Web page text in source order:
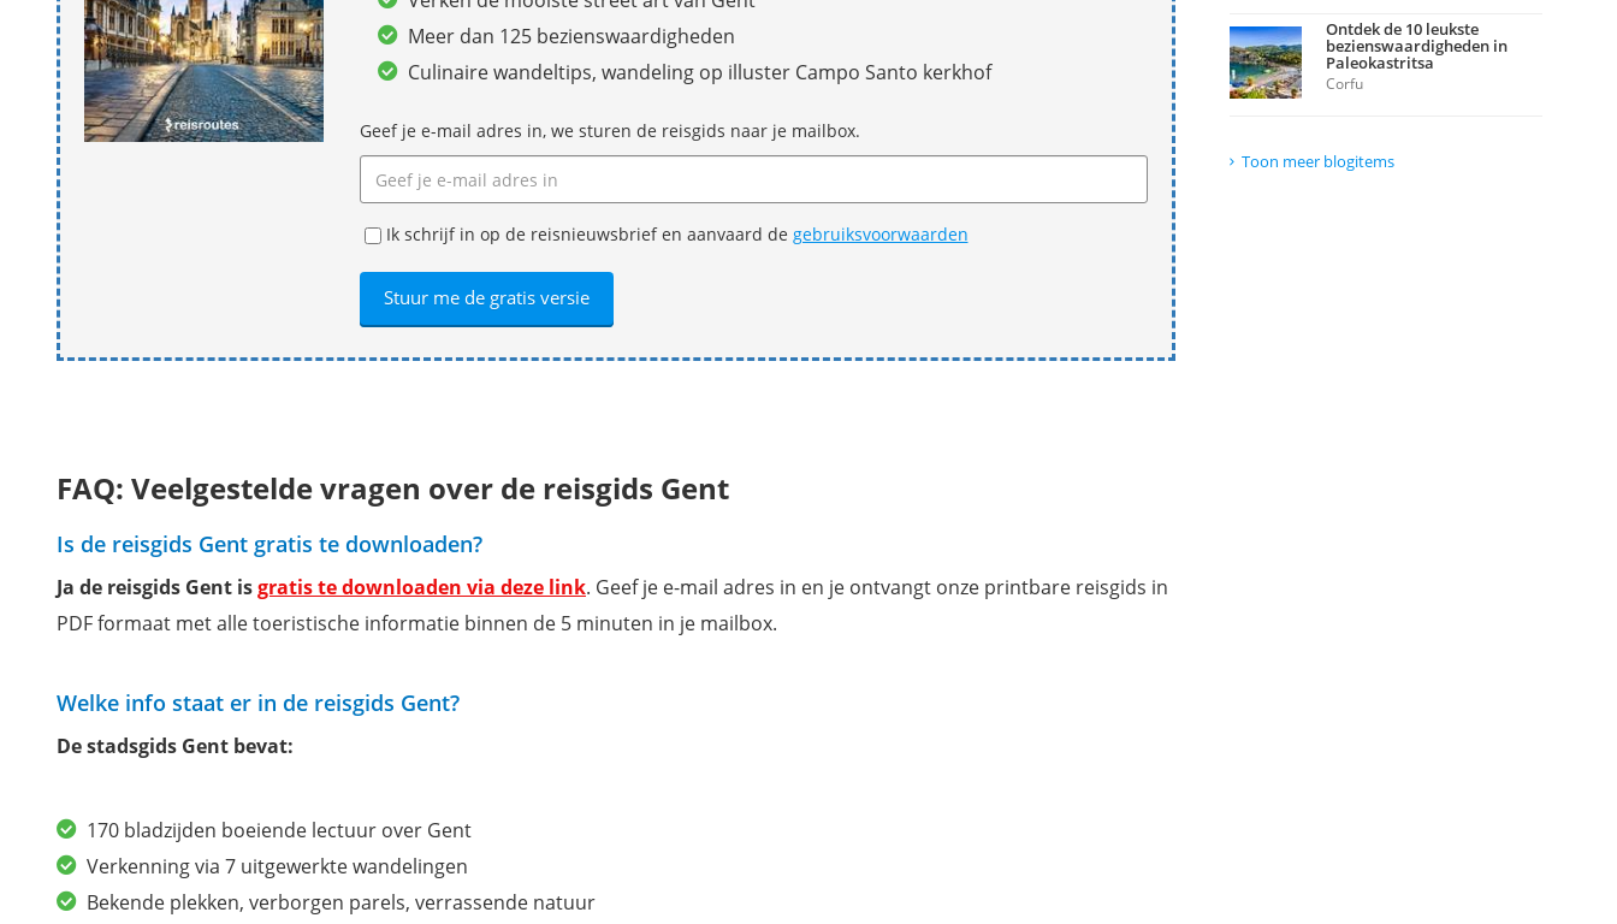
Meer dan 125 bezienswaardigheden
Culinaire wandeltips, wandeling op illuster Campo Santo kerkhof
Geef je e-mail adres in, we sturen de reisgids naar je mailbox.
Ik schrijf in op de reisnieuwsbrief en aanvaard de gebruiksvoorwaarden
FAQ: Veelgestelde vragen over de reisgids Gent
Is de reisgids Gent gratis te downloaden?
Ja de reisgids Gent isgratis te downloaden via deze link. Geef je e-mail adres in en je ontvangt onze printbare reisgids in
PDF formaat met alle toeristische informatie binnen de 5 minuten in je mailbox.
Welke info staat er in de reisgids Gent?
De stadsgids Gent bevat:
170 bladzijden boeiende lectuur over Gent
Verkenning via 7 uitgewerkte wandelingen
Bekende plekken, verborgen parels, verrassende natuur
Ontdek de 10 leukste
bezienswaardigheden in
Paleokastritsa
Corfu
Toon meer blogitems